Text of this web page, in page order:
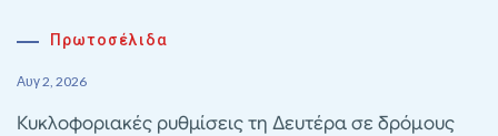
Πρωτοσέλιδα
Αυγ 2, 2026
Κυκλοφοριακές ρυθμίσεις τη Δευτέρα σε δρόμους